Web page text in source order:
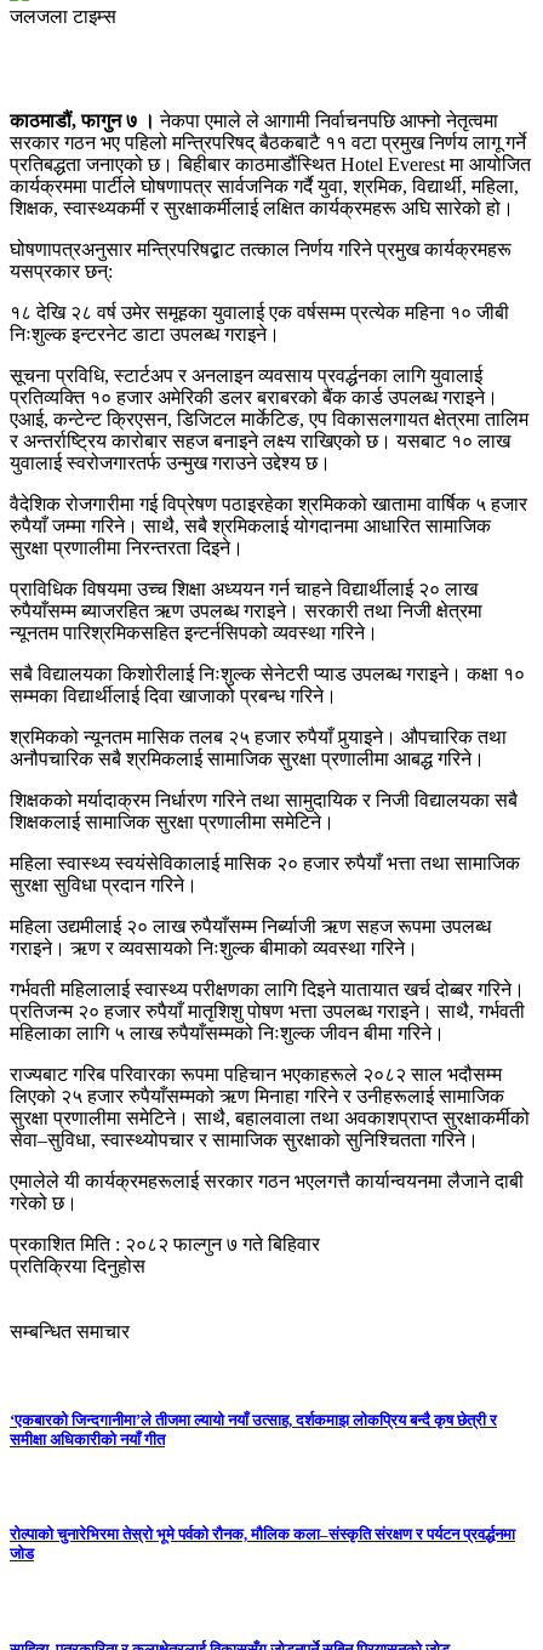
जलजला टाइम्स
काठमाडौं, फागुन ७ । नेकपा एमालेले आगामी निर्वाचनपछि आफ्नो नेतृत्वमा
सरकार गठन भए पहिलो मन्त्रिपरिषद् बैठकबाटै ११ वटा प्रमुख निर्णय लागू गर्ने
प्रतिबद्धता जनाएको छ। बिहीबार काठमाडौंस्थित Hotel Everest मा आयोजित
कार्यक्रममा पार्टीले घोषणापत्र सार्वजनिक गर्दै युवा, श्रमिक, विद्यार्थी, महिला,
शिक्षक, स्वास्थ्यकर्मी र सुरक्षाकर्मीलाई लक्षित कार्यक्रमहरू अघि सारेको हो।
घोषणापत्रअनुसार मन्त्रिपरिषद्बाट तत्काल निर्णय गरिने प्रमुख कार्यक्रमहरू
यसप्रकार छन्:
१८ देखि २८ वर्ष उमेर समूहका युवालाई एक वर्षसम्म प्रत्येक महिना १० जीबी
निःशुल्क इन्टरनेट डाटा उपलब्ध गराइने।
सूचना प्रविधि, स्टार्टअप र अनलाइन व्यवसाय प्रवर्द्धनका लागि युवालाई
प्रतिव्यक्ति १० हजार अमेरिकी डलर बराबरको बैंक कार्ड उपलब्ध गराइने।
एआई, कन्टेन्ट क्रिएसन, डिजिटल मार्केटिङ, एप विकासलगायत क्षेत्रमा तालिम
र अन्तर्राष्ट्रिय कारोबार सहज बनाइने लक्ष्य राखिएको छ। यसबाट १० लाख
युवालाई स्वरोजगारतर्फ उन्मुख गराउने उद्देश्य छ।
वैदेशिक रोजगारीमा गई विप्रेषण पठाइरहेका श्रमिकको खातामा वार्षिक ५ हजार
रुपैयाँ जम्मा गरिने। साथै, सबै श्रमिकलाई योगदानमा आधारित सामाजिक
सुरक्षा प्रणालीमा निरन्तरता दिइने।
प्राविधिक विषयमा उच्च शिक्षा अध्ययन गर्न चाहने विद्यार्थीलाई २० लाख
रुपैयाँसम्म ब्याजरहित ऋण उपलब्ध गराइने। सरकारी तथा निजी क्षेत्रमा
न्यूनतम पारिश्रमिकसहित इन्टर्नसिपको व्यवस्था गरिने।
सबै विद्यालयका किशोरीलाई निःशुल्क सेनेटरी प्याड उपलब्ध गराइने। कक्षा १०
सम्मका विद्यार्थीलाई दिवा खाजाको प्रबन्ध गरिने।
श्रमिकको न्यूनतम मासिक तलब २५ हजार रुपैयाँ पुर्‍याइने। औपचारिक तथा
अनौपचारिक सबै श्रमिकलाई सामाजिक सुरक्षा प्रणालीमा आबद्ध गरिने।
शिक्षकको मर्यादाक्रम निर्धारण गरिने तथा सामुदायिक र निजी विद्यालयका सबै
शिक्षकलाई सामाजिक सुरक्षा प्रणालीमा समेटिने।
महिला स्वास्थ्य स्वयंसेविकालाई मासिक २० हजार रुपैयाँ भत्ता तथा सामाजिक
सुरक्षा सुविधा प्रदान गरिने।
महिला उद्यमीलाई २० लाख रुपैयाँसम्म निर्ब्याजी ऋण सहज रूपमा उपलब्ध
गराइने। ऋण र व्यवसायको निःशुल्क बीमाको व्यवस्था गरिने।
गर्भवती महिलालाई स्वास्थ्य परीक्षणका लागि दिइने यातायात खर्च दोब्बर गरिने।
प्रतिजन्म २० हजार रुपैयाँ मातृशिशु पोषण भत्ता उपलब्ध गराइने। साथै, गर्भवती
महिलाका लागि ५ लाख रुपैयाँसम्मको निःशुल्क जीवन बीमा गरिने।
राज्यबाट गरिब परिवारका रूपमा पहिचान भएकाहरूले २०८२ साल भदौसम्म
लिएको २५ हजार रुपैयाँसम्मको ऋण मिनाहा गरिने र उनीहरूलाई सामाजिक
सुरक्षा प्रणालीमा समेटिने। साथै, बहालवाला तथा अवकाशप्राप्त सुरक्षाकर्मीको
सेवा–सुविधा, स्वास्थ्योपचार र सामाजिक सुरक्षाको सुनिश्चितता गरिने।
एमालेले यी कार्यक्रमहरूलाई सरकार गठन भएलगत्तै कार्यान्वयनमा लैजाने दाबी
गरेको छ।
प्रकाशित मिति : २०८२ फाल्गुन ७ गते बिहिवार
प्रतिक्रिया दिनुहोस
सम्बन्धित समाचार
‘एकबारको जिन्दगानीमा’ले तीजमा ल्यायो नयाँ उत्साह, दर्शकमाझ लोकप्रिय बन्दै कृष छेत्री र
समीक्षा अधिकारीको नयाँ गीत
रोल्पाको चुनारेभिरमा तेस्रो भूमे पर्वको रौनक, मौलिक कला–संस्कृति संरक्षण र पर्यटन प्रवर्द्धनमा
जोड